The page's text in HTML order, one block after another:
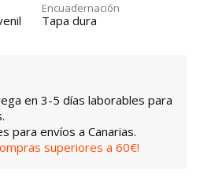
Encuadernación
Tapa dura
en 3-5 días laborables para
para envíos a Canarias.
superiores a 60€!